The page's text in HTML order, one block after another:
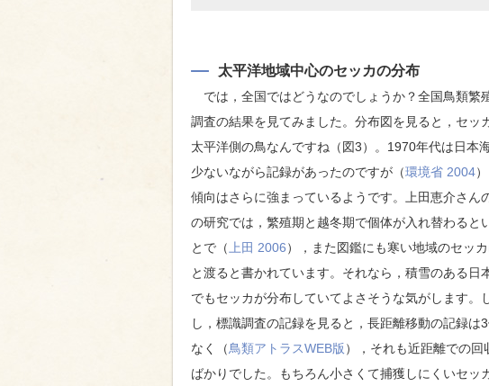
太平洋地域中心のセッカの分布
では，全国ではどうなのでしょうか？全国鳥類繁
調査の結果を見てみました。分布図を見ると，セッ
太平洋側の鳥なんですね（図3）。1970年代は日本
少ないながら記録があったのですが（環境省 2004
傾向はさらに強まっているようです。上田恵介さん
の研究では，繁殖期と越冬期で個体が入れ替わると
とで（上田 2006），また図鑑にも寒い地域のセッ
と渡ると書かれています。それなら，積雪のある日
でもセッカが分布していてよさそうな気がします。
し，標識調査の記録を見ると，長距離移動の記録は
なく（鳥類アトラスWEB版），それも近距離での回
ばかりでした。もちろん小さくて捕獲しにくいセッ